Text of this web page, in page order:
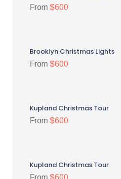
From $600
Brooklyn Christmas Lights
From $600
Kupland Christmas Tour
From $600
Kupland Christmas Tour
From $600